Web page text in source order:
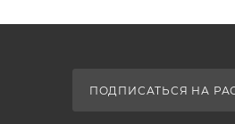
ПОДПИСАТЬСЯ НА